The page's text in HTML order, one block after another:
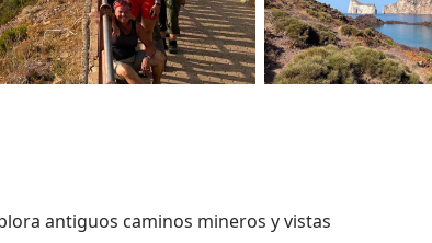
antiguos caminos mineros y vistas